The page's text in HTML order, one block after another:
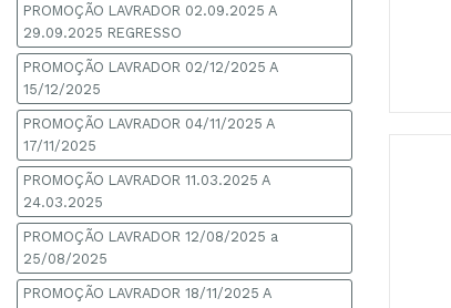
PROMOÇÃO LAVRADOR 02.09.2025 A
29.09.2025 REGRESSO
PROMOÇÃO LAVRADOR 02/12/2025 A
15/12/2025
PROMOÇÃO LAVRADOR 04/11/2025 A
17/11/2025
PROMOÇÃO LAVRADOR 11.03.2025 A
24.03.2025
PROMOÇÃO LAVRADOR 12/08/2025 a
25/08/2025
PROMOÇÃO LAVRADOR 18/11/2025 A